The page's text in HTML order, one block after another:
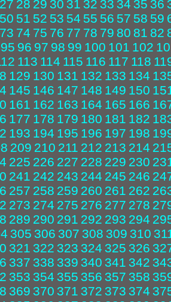
27 28 29 30 31 32 33 34 35 36
50 51 52 53 54 55 56 57 58 59
73 74 75 76 77 78 79 80 81 82
95 96 97 98 99 100 101 102
113 114 115 116 117 118
129 130 131 132 133 134
145 146 147 148 149 150
161 162 163 164 165 166
177 178 179 180 181 182
193 194 195 196 197 198
209 210 211 212 213 214
225 226 227 228 229 230
241 242 243 244 245 246
257 258 259 260 261 262
273 274 275 276 277 278
289 290 291 292 293 294
305 306 307 308 309 310
321 322 323 324 325 326
337 338 339 340 341 342
353 354 355 356 357 358
369 370 371 372 373 374